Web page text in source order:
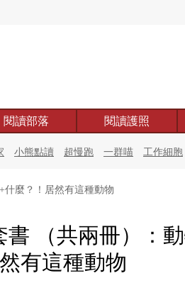
閱讀部落 閱讀護照
小熊點讀 超慢跑 一群喵 工作細胞
什麼？！居然有這種動物
（共兩冊）：
有這種動物